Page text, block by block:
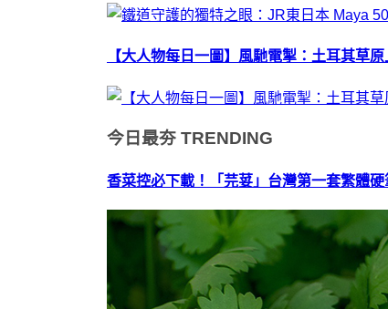
【大人物每日一圖】風馳電掣：土耳其草
今日最夯 TRENDING
香菜控必下載！「芫荽」台灣第一套繁體